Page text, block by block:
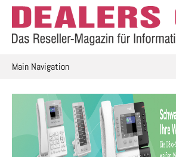
Skip
content
Main Navigation